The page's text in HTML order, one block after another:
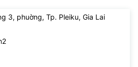
3, phuờng, Tp. Pleiku, Gia Lai